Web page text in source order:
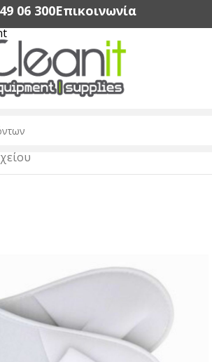
06 300‬Επικοινωνία
Ξενοδοχείων